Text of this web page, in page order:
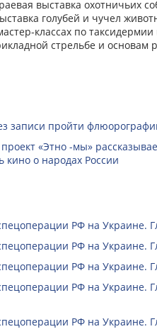
выставка охотничьих
голубей и чучел
классах по
стрельбе и основам
записи пройти
«Этно -мы»
кино о народах России
РФ на Украине.
РФ на Украине.
РФ на Украине.
РФ на Украине.
РФ на Украине.